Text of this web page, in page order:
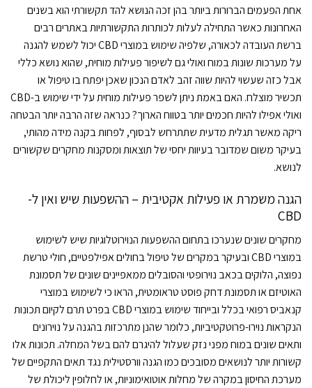
אחת הפעמים הברורות ביותר בהן זכה הנושא להד תקשורתי הוא בשנים
האחרונות כאשר התחילה לעלות לכותרות התקשורתיות באתרים רבים
ברשת העובדה לכאורה, שלפיה שימוש במוצרי CBD יכול לשמש להגנה
על מערכות שונות במוח ואולי גם לשיפור פעילות מוחית, שהוא נושא כללי
אבל כזה שעשוי להיות שווה זהב לאדם הנכון שאכן יפתח בו טיפול או
תכשיר מוצלח. האם באמת ניתן לשפר פעילות מוחית על ידי שימוש ב-CBD
ואולי אפילו להיות חכמים יותר בטווח הארוך? כנראה שזה הרבה יותר הבטחה
ריקה מאשר תגלית מדעית שתתרחש לבסוף, לפחות בקנה מידה מהותי,
בעיקר משום שמדובר בעיוות יחסי של תוצאות ומסקנות מחקרים שקשורים
לנושא.
הגנה משמרת או פעילות אקטיבית – ההשפעות שיש ואין ל-
CBD
מחקרים שונים שנערכו בתחום ההשפעות הנוירוטלוגיות שיש לשימוש
במוצרי CBD ובעיקר במקרים של טיפול בחולים אפילפטיים, חולי טרשת
נפוצה, הלוקים בכאב נוירופטי והסובלים ממאפיינים שונים של תסמונת
האוטיזם או תסמונת דחק פוסט טראומטית, הראו כי לשימוש במוצרי
קנאביס רפואי בכלל ובייחוד שימוש במוצרי CBD בפרט תרם לקיום תכונות
הנקראות נוירו-פרוטקטיביות, כלומר שהנן מתרכזות בהגנה על נוירונים
ותאים שונים במוח מפני נזק שעלול להיגרם להם בשל המחלה. תכונות אלו
קשורות יותר לנושאים מסובכים כמו הגנה וורסטילית נגד תאים התקפיים של
מערכת החיסון במקרה של מחלות אוטואימוניות, או לחלופין ליכולת של